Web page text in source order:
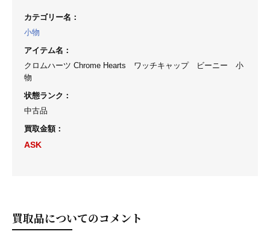
カテゴリー名 ：
小物
アイテム名 ：
クロムハーツ Chrome Hearts ワッチキャップ ビーニー 小
物
状態ランク ：
中古品
買取金額：
ASK
買取品についてのコメント